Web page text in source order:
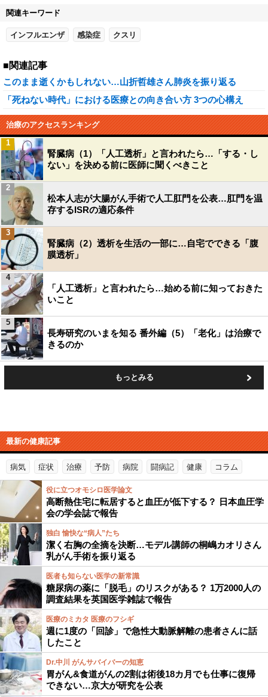
関連キーワード
インフルエンザ 感染症 クスリ
■関連記事
このまま逝くかもしれない…山折哲雄さん肺炎を振り返る
「死ねない時代」における医療との向き合い方 3つの心構え
治療のアクセスランキング
腎臓病（1）「人工透析」と言われたら…「する・し
ない」を決める前に医師に聞くべきこと
1
松本人志が大腸がん手術で人工肛門を公表…肛門を温
存するISRの適応条件
2
腎臓病（2）透析を生活の一部に…自宅でできる「腹
膜透析」
3
「人工透析」と言われたら…始める前に知っておきた
いこと
4
長寿研究のいまを知る 番外編（5）「老化」は治療で
きるのか
5
もっとみる
最新の健康記事
病気 症状 治療 予防 病院 闘病記 健康 コラム
役に立つオモシロ医学論文
高断熱住宅に転居すると血圧が低下する？ 日本血圧学
会の学会誌で報告
独白 愉快な“病人”たち
潔く右胸の全摘を決断…モデル講師の桐嶋カオリさん
乳がん手術を振り返る
医者も知らない医学の新常識
糖尿病の薬に「脱毛」のリスクがある？ 1万2000人の
調査結果を英国医学雑誌で報告
医療のミカタ 医療のフシギ
週に1度の「回診」で急性大動脈解離の患者さんに話
したこと
Dr.中川 がんサバイバーの知恵
胃がん&食道がんの2割は術後18カ月でも仕事に復帰
できない…京大が研究を公表